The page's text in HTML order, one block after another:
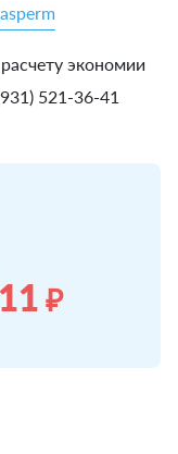
экономии
521-36-41
₽